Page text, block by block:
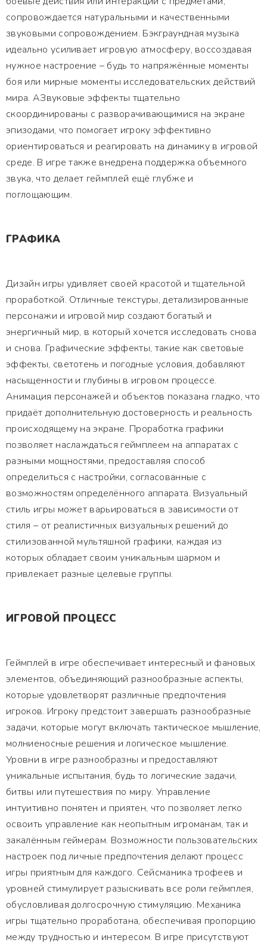
сопровождается натуральными и качественными
звуковыми сопровождением. Бэкграундная музыка
идеально усиливает игровую атмосферу, воссоздавая
нужное настроение – будь то напряжённые моменты
боя или мирные моменты исследовательских действий
мира. АЗвуковые эффекты тщательно
скоординированы с разворачивающимися на экране
эпизодами, что помогает игроку эффективно
ориентироваться и реагировать на динамику в игровой
среде. В игре также внедрена поддержка объемного
звука, что делает геймплей ещё глубже и
поглощающим.
ГРАФИКА
Дизайн игры удивляет своей красотой и тщательной
проработкой. Отличные текстуры, детализированные
персонажи и игровой мир создают богатый и
энергичный мир, в который хочется исследовать снова
и снова. Графические эффекты, такие как световые
эффекты, светотень и погодные условия, добавляют
насыщенности и глубины в игровом процессе.
Анимация персонажей и объектов показана гладко, что
придаёт дополнительную достоверность и реальность
происходящему на экране. Проработка графики
позволяет наслаждаться геймплеем на аппаратах с
разными мощностями, предоставляя способ
определиться с настройки, согласованные с
возможностям определённого аппарата. Визуальный
стиль игры может варьироваться в зависимости от
стиля – от реалистичных визуальных решений до
стилизованной мультяшной графики, каждая из
которых обладает своим уникальным шармом и
привлекает разные целевые группы.
ИГРОВОЙ ПРОЦЕСС
Геймплей в игре обеспечивает интересный и фановых
элементов, объединяющий разнообразные аспекты,
которые удовлетворят различные предпочтения
игроков. Игроку предстоит завершать разнообразные
задачи, которые могут включать тактическое мышление,
молниеносные решения и логическое мышление.
Уровни в игре разнообразны и предоставляют
уникальные испытания, будь то логические задачи,
битвы или путешествия по миру. Управление
интуитивно понятен и приятен, что позволяет легко
освоить управление как неопытным игроманам, так и
закалённым геймерам. Возможности пользовательских
настроек под личные предпочтения делают процесс
игры приятным для каждого. Сейсманика трофеев и
уровней стимулирует разыскивать все роли геймплея,
обусловливая долгосрочную стимуляцию. Механика
игры тщательно проработана, обеспечивая пропорцию
между трудностью и интересом. В игре присутствуют